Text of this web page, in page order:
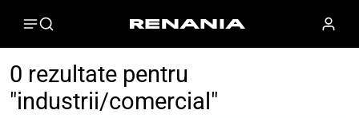
0 rezultate pentru
"industrii/comercial"